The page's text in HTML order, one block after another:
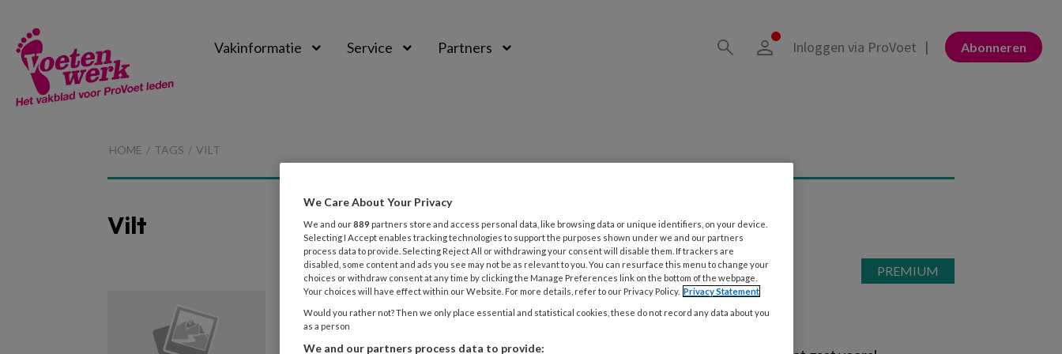
Magazine
Vakinformatie Service Partners Abonneren
Inloggen via ProVoet
HOME TAGS VILT
Vilt
17 APRIL 2018 MAGAZINE MEDISCHE VOETZORG
Voetbalvoet is zeer kwetsbaar
We Care About Your Privacy
We and our889 partners store and access personal data, like browsing data or unique identifiers, on your device.
Selecting I Accept enables tracking technologies to support the purposes shown under we and our partners
process data to provide. Selecting Reject All or withdrawing your consent will disable them. If trackers are
disabled, some content and ads you see may not be as relevant to you. You can resurface this menu to change your
choices or withdraw consent at any time by clicking the Manage Preferences link on the bottom of the webpage.
Your choices will have effect within our Website. For more details, refer to our Privacy Policy. Privacy Statement
Would you rather not? Then we only place essential and statistical cookies, these do not record any data about you
as a person
We and our partners process data to provide: